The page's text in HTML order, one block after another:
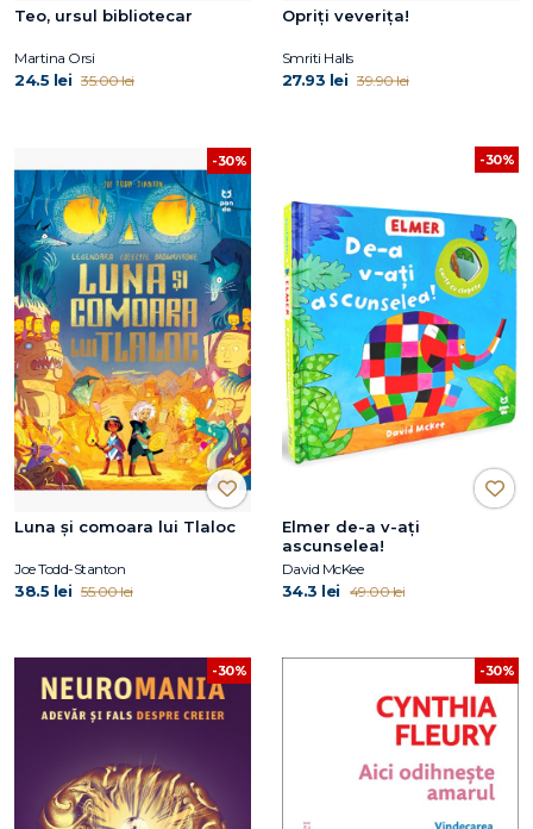
Teo, ursul bibliotecar
Martina Orsi
24.5 lei 35.00 lei
Opriți veverița!
Smriti Halls
27.93 lei 39.90 lei
-30%
Luna și comoara lui Tlaloc
Joe Todd-Stanton
38.5 lei 55.00 lei
-30%
Elmer de-a v-ați
ascunselea!
David McKee
34.3 lei 49.00 lei
-30% -30%